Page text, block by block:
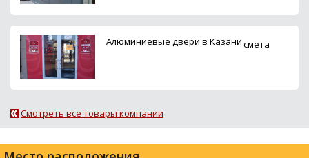
Алюминиевые двери в Казанисмета
Смотреть все товары компании